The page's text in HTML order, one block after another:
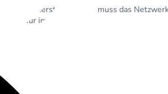
System herstellen kann, muss das
hierfür im Detail.